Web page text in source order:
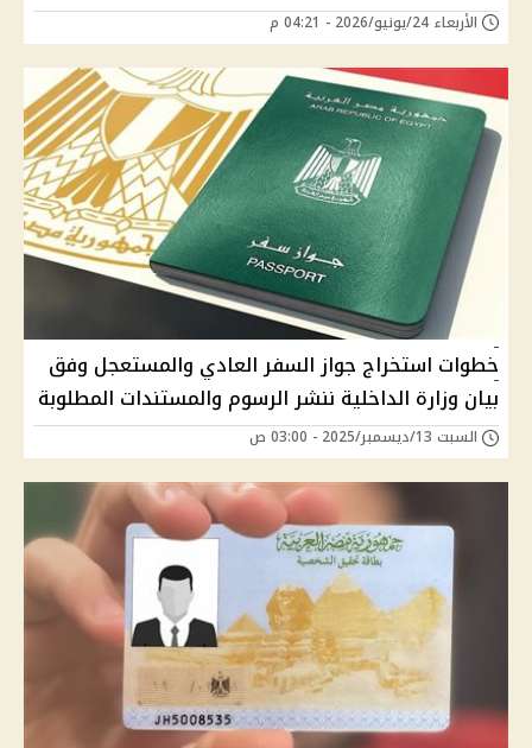
الأربعاء 24/يونيو/2026 - 04:21 م
خطوات استخراج جواز السفر العادي والمستعجل وفق
بيان وزارة الداخلية ننشر الرسوم والمستندات المطلوبة
السبت 13/ديسمبر/2025 - 03:00 ص